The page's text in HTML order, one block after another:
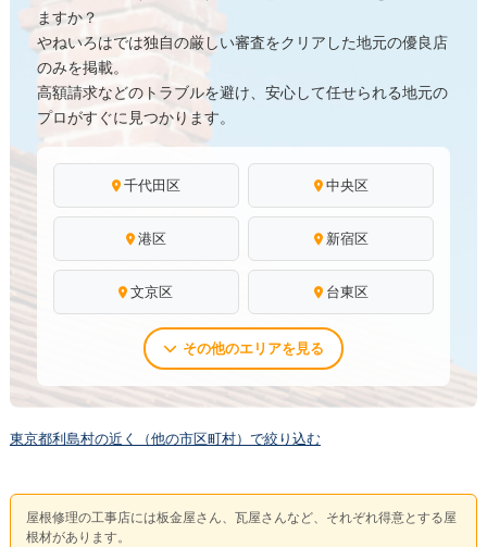
ますか？
やねいろはでは独自の厳しい審査をクリアした地元の優良店
のみを掲載。
高額請求などのトラブルを避け、安心して任せられる地元の
プロがすぐに見つかります。
千代田区 中央区
港区 新宿区
文京区 台東区
その他のエリアを見る
東京都利島村の近く（他の市区町村）で絞り込む
屋根修理の工事店には板金屋さん、瓦屋さんなど、それぞれ得意とする屋
根材があります。